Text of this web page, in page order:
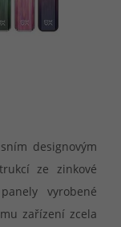
designovým
ze zinkové
vyrobené
zařízení zcela